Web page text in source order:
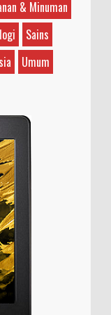
bilan...
& Minuman
Sains
Umum